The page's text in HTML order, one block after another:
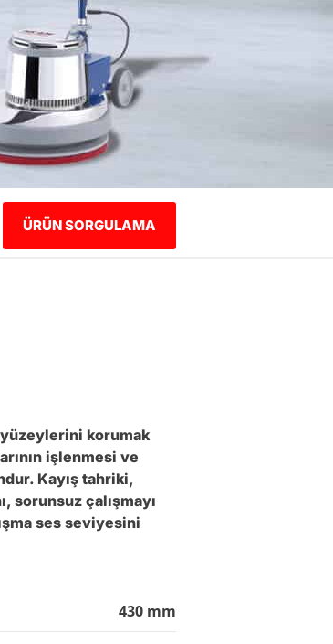
ÜRÜN SORGULAMA
korumak
işlenmesi ve
Kayış tahriki,
sorunsuz çalışmayı
ses seviyesini
430 mm